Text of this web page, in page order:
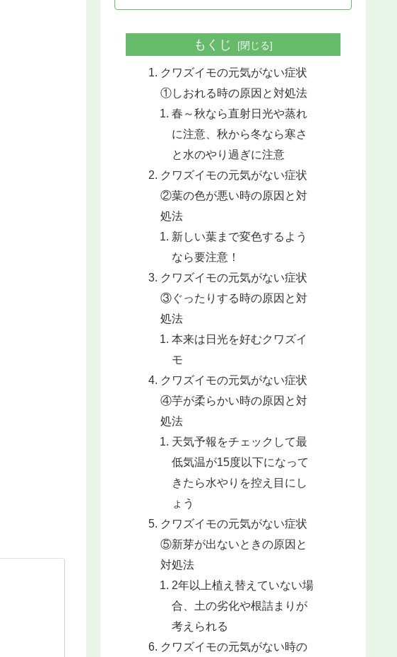
もくじ
クワズイモの元気がない症状
①しおれる時の原因と対処法
春～秋なら直射日光や蒸れ
に注意、秋から冬なら寒さ
と水のやり過ぎに注意
クワズイモの元気がない症状
②葉の色が悪い時の原因と対
処法
新しい葉まで変色するよう
なら要注意！
クワズイモの元気がない症状
③ぐったりする時の原因と対
処法
本来は日光を好むクワズイ
モ
クワズイモの元気がない症状
④芋が柔らかい時の原因と対
処法
天気予報をチェックして最
低気温が15度以下になって
きたら水やりを控え目にし
ょう
クワズイモの元気がない症状
⑤新芽が出ないときの原因と
対処法
2年以上植え替えていない場
合、土の劣化や根詰まりが
考えられる
クワズイモの元気がない時の